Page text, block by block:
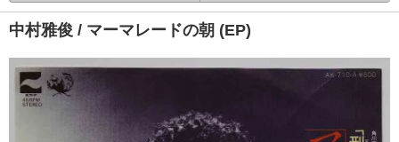
中村雅俊 / マーマレードの朝 (EP)